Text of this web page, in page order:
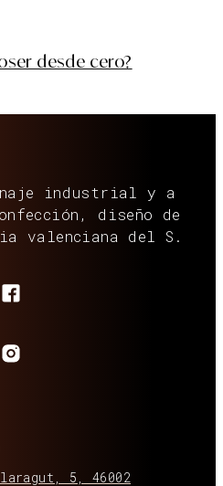
desde cero?
industrial y a
diseño de
valenciana del S.
5, 46002